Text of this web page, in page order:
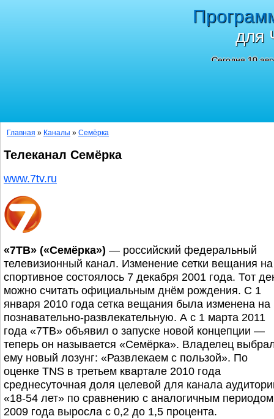
для
Сегодня 10
Главная » Каналы » Семёрка
Телеканал Семёрка
www.7tv.ru
«7ТВ» («Семёрка») — российский федеральный
телевизионный канал. Изменение сетки вещания на
спортивное состоялось 7 декабря 2001 года. Тот
можно считать официальным днём рождения. С 1
января 2010 года сетка вещания была изменена на
познавательно-развлекательную. А с 1 марта 2011
года «7ТВ» объявил о запуске новой концепции —
теперь он называется «Семёрка». Владелец
ему новый лозунг: «Развлекаем с пользой». По
оценке TNS в третьем квартале 2010 года
среднесуточная доля целевой для канала
«18-54 лет» по сравнению с аналогичным периодом
2009 года выросла с 0,2 до 1,5 процента.